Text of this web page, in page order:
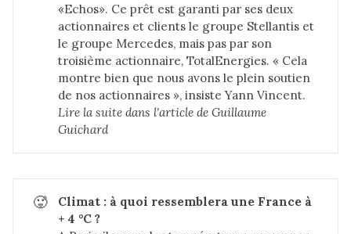
«Echos». Ce prêt est garanti par ses deux
actionnaires et clients le groupe Stellantis et
le groupe Mercedes, mais pas par son
troisième actionnaire, TotalEnergies. « Cela
montre bien que nous avons le plein soutien
de nos actionnaires », insiste Yann Vincent.
Lire la suite dans l'article de Guillaume
Guichard
🥵
Climat : à quoi ressemblera une France à
+ 4 °C ?